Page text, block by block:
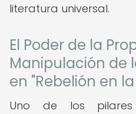
literatura universal.
El Poder de la
Manipulación de
en "Rebelión en
Uno de los pilares